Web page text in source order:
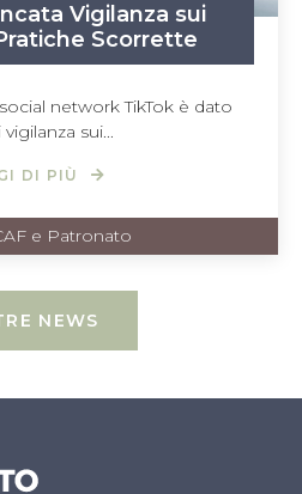
Vigilanza sui
Scorrette
network TikTok è dato
sui...
DI PIÙ
e Patronato
NEWS